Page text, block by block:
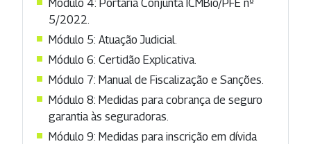
Módulo 4: Portaria Conjunta ICMBio/PFE nº
5/2022.
Módulo 5: Atuação Judicial.
Módulo 6: Certidão Explicativa.
Módulo 7: Manual de Fiscalização e Sanções.
Módulo 8: Medidas para cobrança de seguro
garantia às seguradoras.
Módulo 9: Medidas para inscrição em dívida